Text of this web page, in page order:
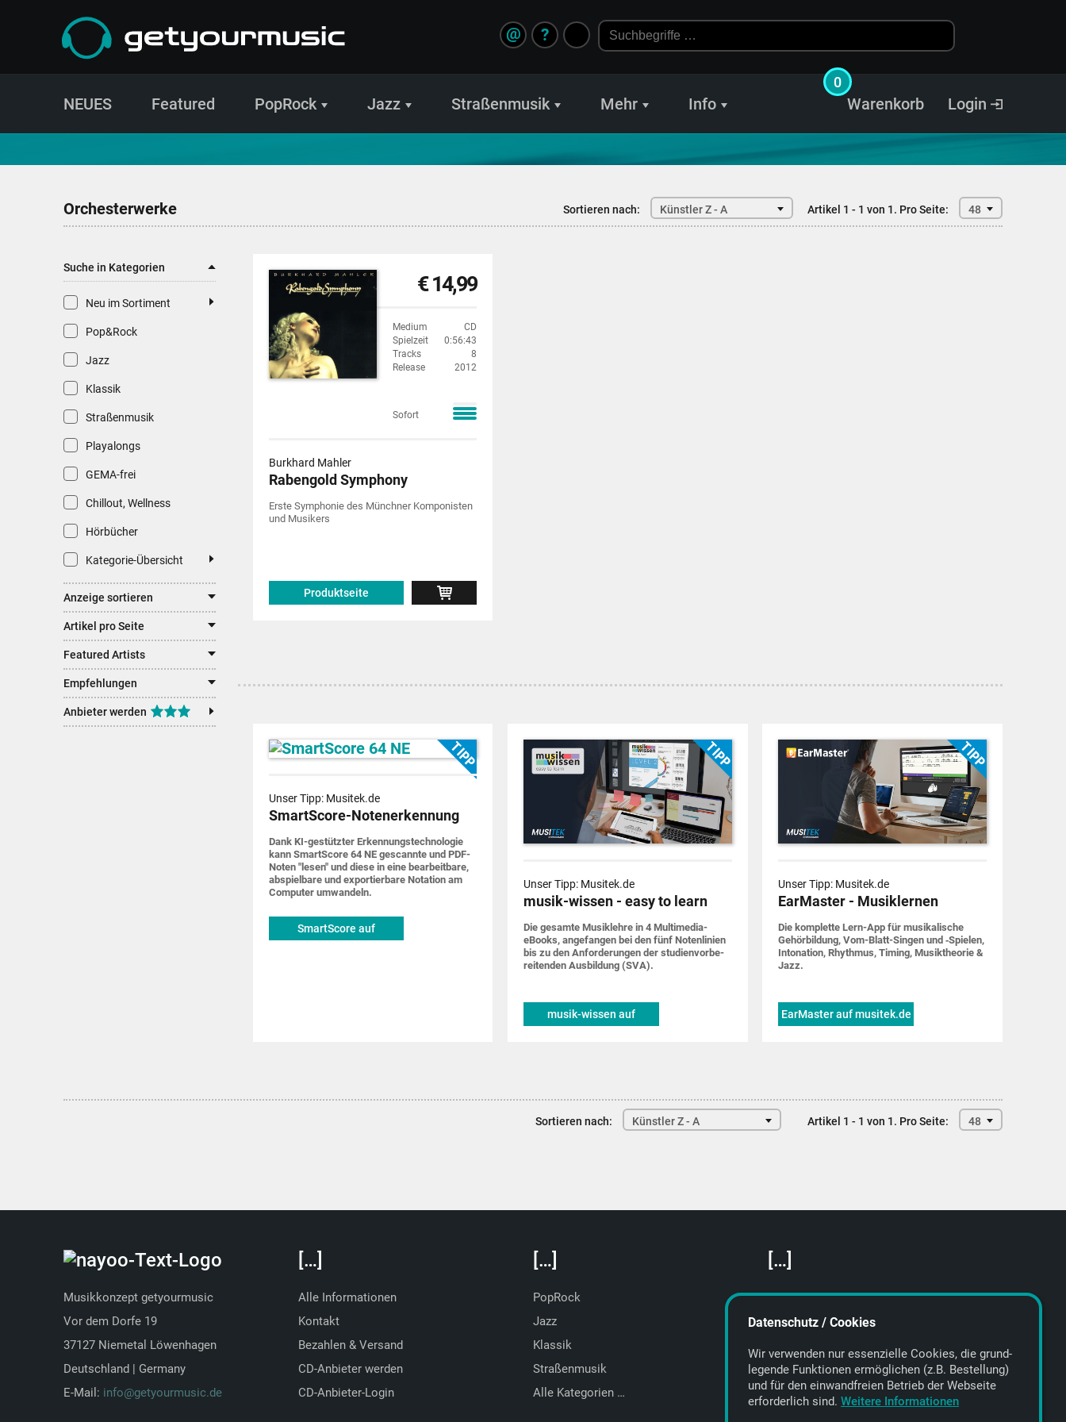
?
@
NEUES Featured PopRock Jazz Straßenmusik Mehr Info Login
Warenkorb
0
Orchesterwerke Sortieren nach: Künstler Z - A Artikel 1 - 1 von 1. Pro Seite: 48
Suche in Kategorien
Neu im Sortiment
Pop&Rock
Jazz
Klassik
Straßenmusik
Playalongs
GEMA-frei
Chillout, Wellness
Hörbücher
Kategorie-Übersicht
Anzeige sortieren
Artikel pro Seite
Featured Artists
Empfehlungen
Anbieter werden
€ 14,99
Medium
CD
Spielzeit
0:56:43
Tracks
8
Release
2012
Sofort
Burkhard Mahler
Rabengold Symphony
Erste Symphonie des Münchner Komponisten
und Musikers
Produktseite
Unser Tipp: Musitek.de
SmartScore-Notenerkennung
Dank KI-gestützter Erkennungs­techno­logie
kann SmartScore 64 NE gescannte und PDF-
Noten "lesen" und diese in eine bearbeit­bare,
abspiel­bare und expor­tier­bare Notation am
Computer um­wandeln.
SmartScore auf
Unser Tipp: Musitek.de
musik-wissen - easy to learn
Die gesamte Musik­lehre in 4 Multimedia-
eBooks, ange­fangen bei den fünf Noten­linien
bis zu den Anforde­rungen der studien­vorbe­
rei­tenden Ausbildung (SVA).
musik-wissen auf
Unser Tipp: Musitek.de
EarMaster - Musiklernen
Die komplette Lern-App für musi­ka­lische
Gehör­bildung, Vom-Blatt-Singen und ‑Spielen,
Into­nation, Rhythmus, Timing, Musik­theorie &
Jazz.
EarMaster auf musitek.de
Sortieren nach: Künstler Z - A Artikel 1 - 1 von 1. Pro Seite: 48
Musikkonzept getyourmusic
Vor dem Dorfe 19
37127 Niemetal Löwenhagen
Deutschland | Germany
E-Mail: info@getyourmusic.de
[…]
Alle Informationen
Kontakt
Bezahlen & Versand
CD-Anbieter werden
CD-Anbieter-Login
[…]
PopRock
Jazz
Klassik
Straßenmusik
Alle Kategorien …
[…]
Featured Artists
About getyourmusic
Datenschutz / Cookies
Wir verwenden nur essenzielle Cookies, die grund­
legende Funktionen ermöglichen (z.B. Bestellung)
und für den einwand­freien Betrieb der Webseite
erforderlich sind. Weitere Informationen